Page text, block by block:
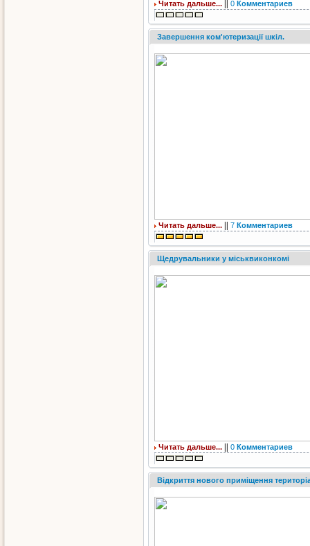
Читать дальше... 0 Комментариев
Завершення ком'ютеризації шкіл.
Читать дальше... 7 Комментариев
Щедрувальники у міськвиконкомі
Читать дальше... 0 Комментариев
Відкриття нового приміщення